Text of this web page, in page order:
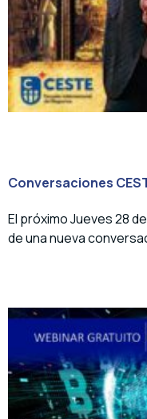
Conversaciones
El próximo Jueves 28
de una nueva